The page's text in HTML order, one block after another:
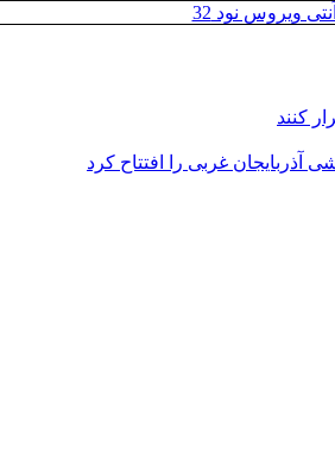
ویروس نود 32
کنند
آذربایجان غربی را افتتاح کرد